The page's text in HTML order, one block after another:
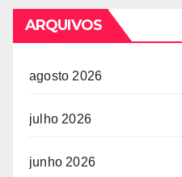
ARQUIVOS
agosto 2026
julho 2026
junho 2026